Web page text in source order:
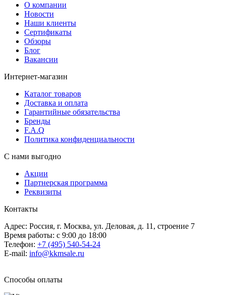
О компании
Новости
Наши клиенты
Сертификаты
Обзоры
Блог
Вакансии
Интернет-магазин
Каталог товаров
Доставка и оплата
Гарантийные обязательства
Бренды
F.A.Q
Политика конфиденциальности
С нами выгодно
Акции
Партнерская программа
Реквизиты
Контакты
Адрес: Россия, г. Москва, ул. Деловая, д. 11, строение 7
Время работы: с 9:00 до 18:00
Телефон: +7 (495) 540-54-24
E-mail: info@kkmsale.ru
Способы оплаты